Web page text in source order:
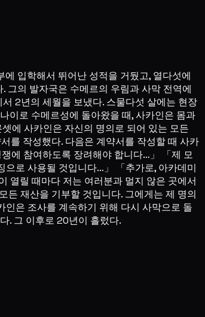
입학해서 뛰어난 성적을 거뒀고, 열다섯에
그의 발자국은 수메르의 우림과 사막 전역에
2년의 세월을 보냈다. 스물다섯 살에는 현장
이로 수메르성에 돌아왔을 때, 사카인은 몸과
에 사카인은 자신의 명의로 되어 있는 모든
를 작성했다. 다음은 계약서를 작성할 때 사카
에 참여하도록 장려해야 합니다…」 「제 모
로 사용될 것입니다…」 「추가로, 아카데미
열릴 때마다 저는 여러분과 멀지 않은 곳에서
재산을 기부할 것입니다. 그에게는 제 명의
은 조사를 계속하기 위해 다시 사막으로 돌
. 그 이후로 20년이 흘렀다.